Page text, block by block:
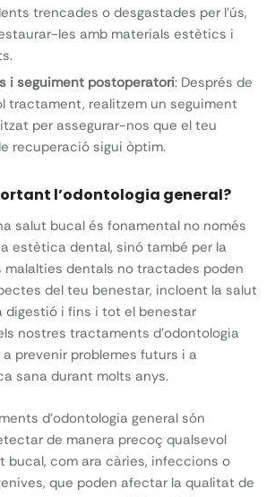
trencades o desgastades per l’ús,
les amb materials estètics i
i seguiment postoperatori: Després de
tractament, realitzem un seguiment
per assegurar-nos que el teu
recuperació sigui òptim.
l’odontologia general?
salut bucal és fonamental no només
estètica dental, sinó també per la
malalties dentals no tractades poden
del teu benestar, incloent la salut
digestió i fins i tot el benestar
nostres tractaments d’odontologia
a prevenir problemes futurs i a
sana durant molts anys.
d’odontologia general són
de manera precoç qualsevol
bucal, com ara càries, infeccions o
que poden afectar la qualitat de